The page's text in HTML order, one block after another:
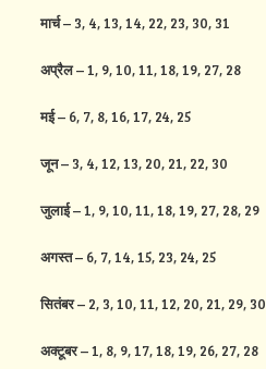
मार्च– 3, 4, 13, 14, 22, 23, 30, 31
अप्रैल– 1, 9, 10, 11, 18, 19, 27, 28
मई– 6, 7, 8, 16, 17, 24, 25
जून– 3, 4, 12, 13, 20, 21, 22, 30
जुलाई– 1, 9, 10, 11, 18, 19, 27, 28, 29
अगस्त– 6, 7, 14, 15, 23, 24, 25
सितंबर– 2, 3, 10, 11, 12, 20, 21, 29, 30
अक्टूबर– 1, 8, 9, 17, 18, 19, 26, 27, 28